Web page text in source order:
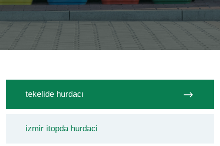
tekelide hurdacı
izmir itopda hurdaci